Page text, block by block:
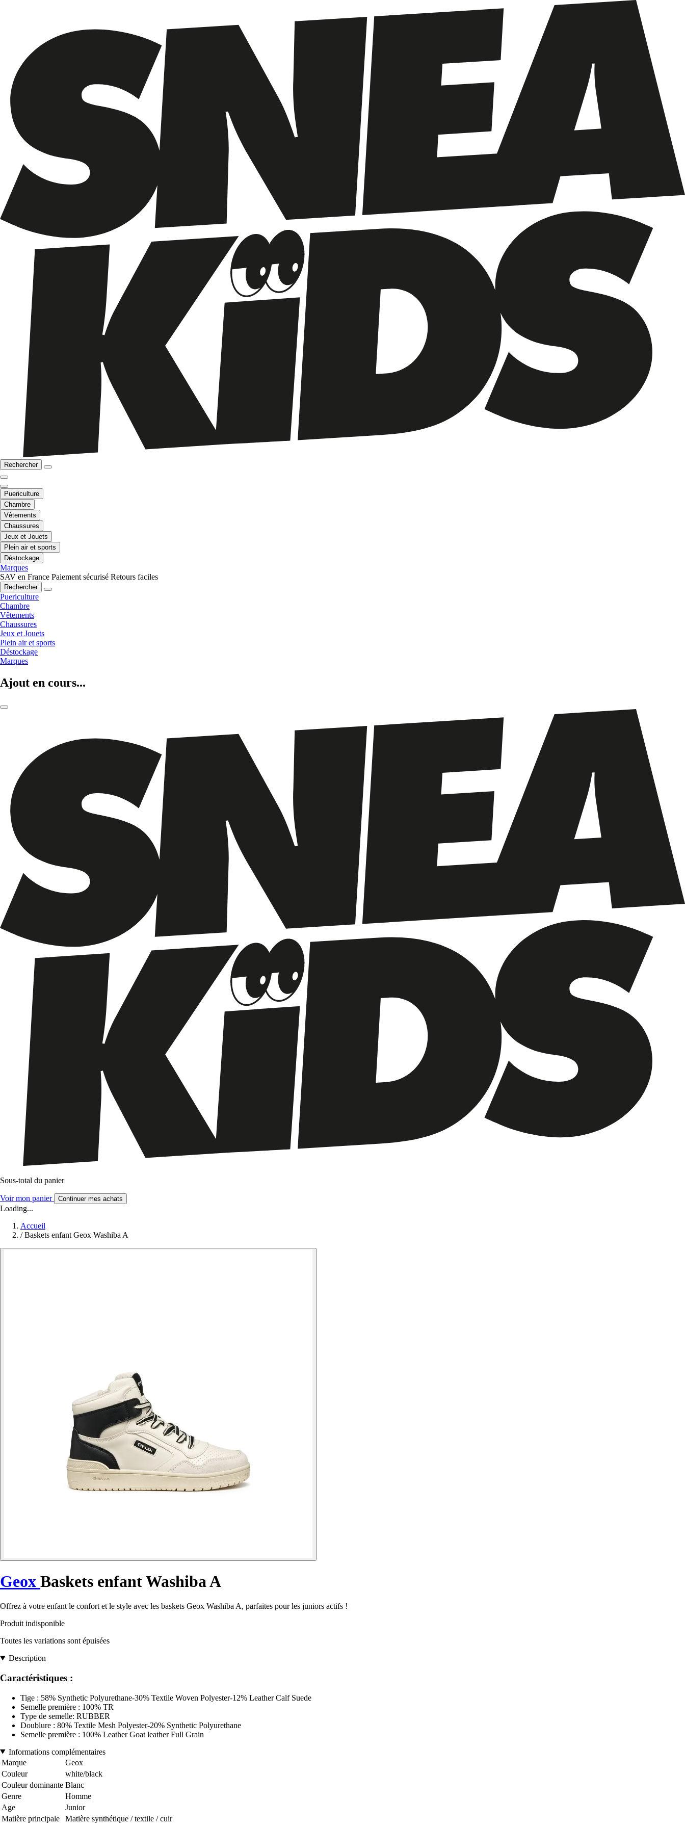
Rechercher
Puericulture
Chambre
Vêtements
Chaussures
Jeux et Jouets
Plein air et sports
Déstockage
Marques
SAV en France Paiement sécurisé Retours faciles
Rechercher
Puericulture
Chambre
Vêtements
Chaussures
Jeux et Jouets
Plein air et sports
Déstockage
Marques
Ajout en cours...
Sous-total du panier
Voir mon panier Continuer mes achats
Loading...
Accueil
/ Baskets enfant Geox Washiba A
Geox Baskets enfant Washiba A
Offrez à votre enfant le confort et le style avec les baskets Geox Washiba A, parfaites pour les juniors actifs !
Produit indisponible
Toutes les variations sont épuisées
Description
Caractéristiques :
Tige : 58% Synthetic Polyurethane-30% Textile Woven Polyester-12% Leather Calf Suede
Semelle première : 100% TR
Type de semelle: RUBBER
Doublure : 80% Textile Mesh Polyester-20% Synthetic Polyurethane
Semelle première : 100% Leather Goat leather Full Grain
Informations complémentaires
Marque
Geox
Couleur
white/black
Couleur dominante Blanc
Genre
Homme
Age
Junior
Matière principale
Matière synthétique / textile / cuir